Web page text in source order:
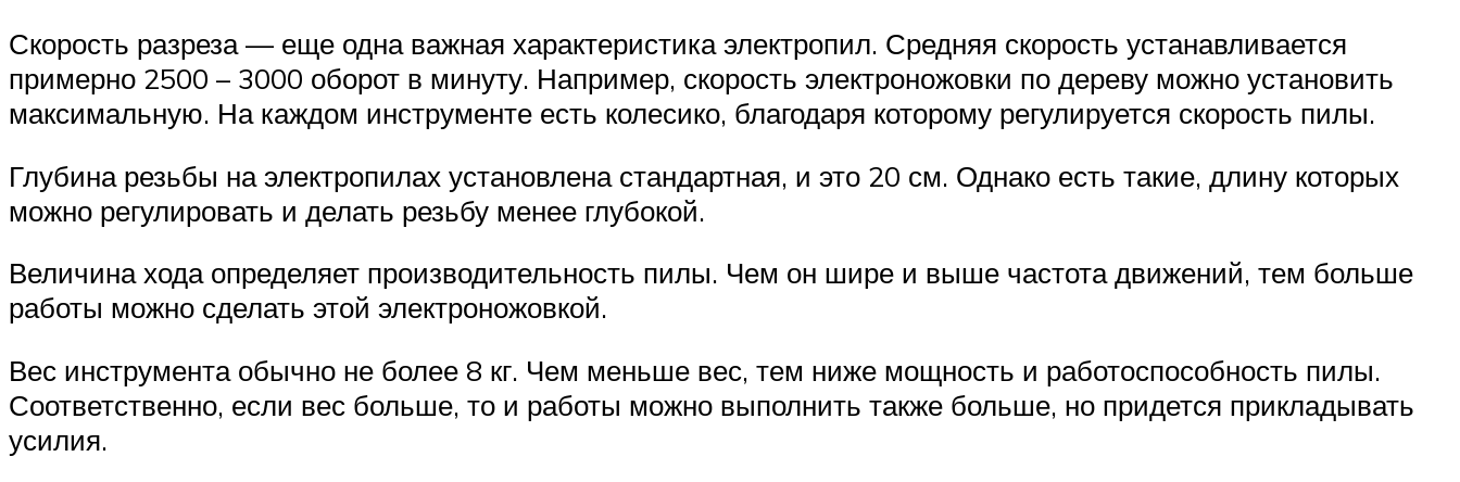
Скорость разреза — еще одна важная характеристика электропил. Средняя скорость устанавливается
примерно 2500 – 3000 оборот в минуту. Например, скорость электроножовки по дереву можно установить
максимальную. На каждом инструменте есть колесико, благодаря которому регулируется скорость пилы.
Глубина резьбы на электропилах установлена стандартная, и это 20 см. Однако есть такие, длину которых
можно регулировать и делать резьбу менее глубокой.
Величина хода определяет производительность пилы. Чем он шире и выше частота движений, тем больше
работы можно сделать этой электроножовкой.
Вес инструмента обычно не более 8 кг. Чем меньше вес, тем ниже мощность и работоспособность пилы.
Соответственно, если вес больше, то и работы можно выполнить также больше, но придется прикладывать
усилия.